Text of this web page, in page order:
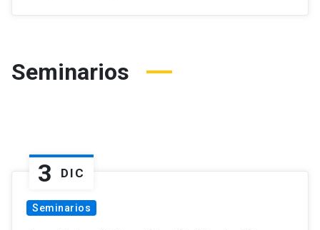
Seminarios
3 DIC
Seminarios